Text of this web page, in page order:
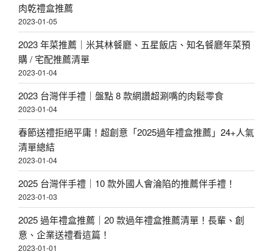
肉乾禮盒推薦
2023-01-05
2023 年菜推薦｜米其林餐廳、五星飯店、知名餐廳年菜預
購 / 宅配推薦清單
2023-01-04
2023 台灣伴手禮｜盤點 8 款網讚超涮嘴的肉鬆零食
2023-01-04
春節送禮拒絕平庸！超創意「2025過年禮盒推薦」24+人氣
清單總結
2023-01-04
2025 台灣伴手禮｜10 款外國人會淪陷的推薦伴手禮！
2023-01-03
2025 過年禮盒推薦｜20 款過年禮盒推薦清單！長輩、創
意、企業送禮看這篇！
2023-01-01